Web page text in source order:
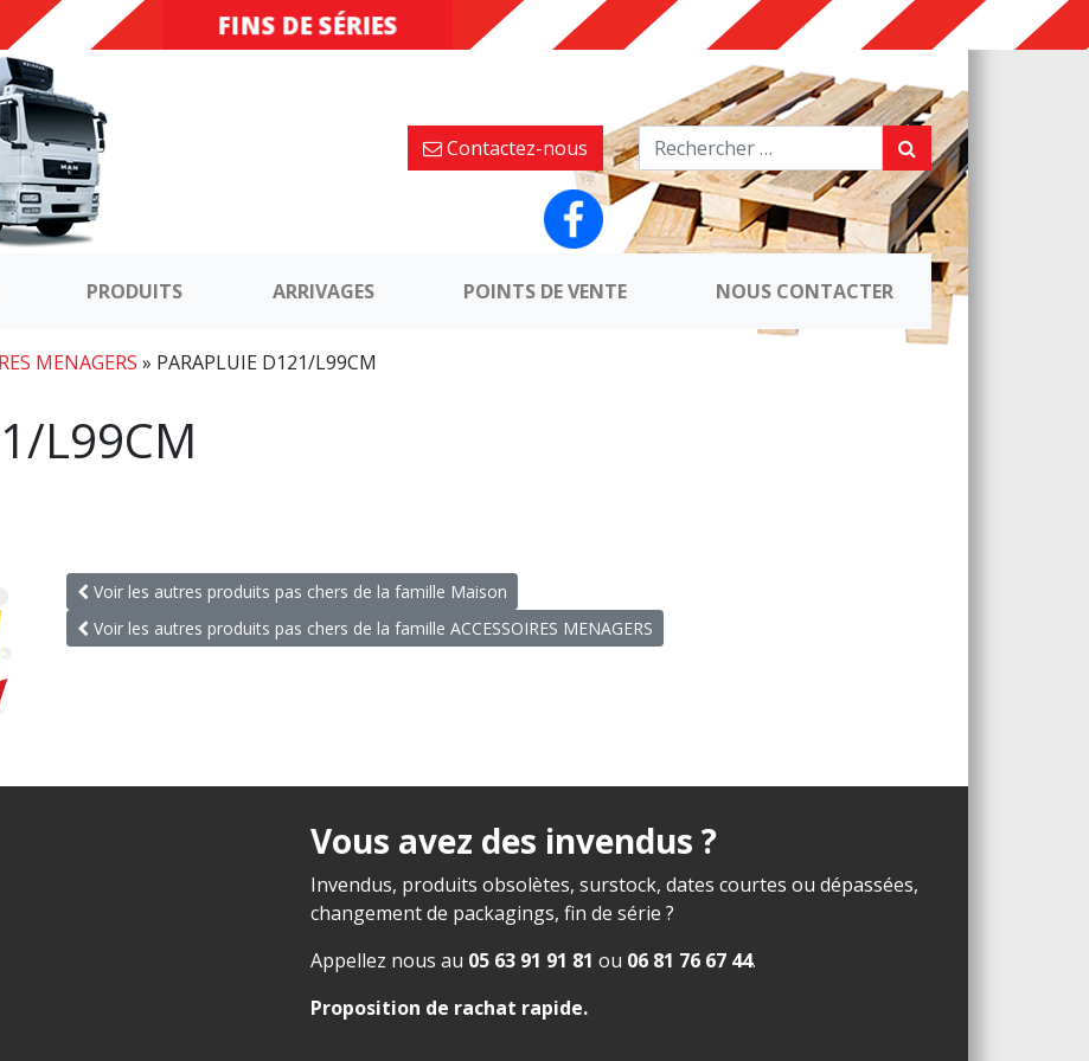
DESTOCKAGE
FINS DE SÉRIES
Contactez-nous
PRODUITS ARRIVAGES POINTS DE VENTE NOUS CONTACTER
MENAGERS » PARAPLUIE D121/L99CM
L99CM
Voir les autres produits pas chers de la famille Maison
Voir les autres produits pas chers de la famille ACCESSOIRES MENAGERS
Vous avez des invendus ?
Invendus, produits obsolètes, surstock, dates courtes ou dépassées,
changement de packagings, fin de série ?
Appellez nous au 05 63 91 91 81 ou 06 81 76 67 44.
Proposition de rachat rapide.